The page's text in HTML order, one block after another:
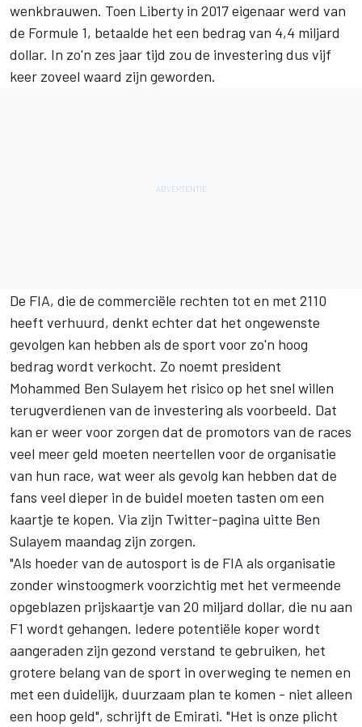
wenkbrauwen. Toen Liberty in 2017 eigenaar werd van
de Formule 1, betaalde het een bedrag van 4,4 miljard
dollar. In zo'n zes jaar tijd zou de investering dus vijf
keer zoveel waard zijn geworden.
De FIA, die de commerciële rechten tot en met 2110
heeft verhuurd, denkt echter dat het ongewenste
gevolgen kan hebben als de sport voor zo'n hoog
bedrag wordt verkocht. Zo noemt president
Mohammed Ben Sulayem het risico op het snel willen
terugverdienen van de investering als voorbeeld. Dat
kan er weer voor zorgen dat de promotors van de races
veel meer geld moeten neertellen voor de organisatie
van hun race, wat weer als gevolg kan hebben dat de
fans veel dieper in de buidel moeten tasten om een
kaartje te kopen. Via zijn Twitter-pagina uitte Ben
Sulayem maandag zijn zorgen.
"Als hoeder van de autosport is de FIA als organisatie
zonder winstoogmerk voorzichtig met het vermeende
opgeblazen prijskaartje van 20 miljard dollar, die nu aan
F1 wordt gehangen. Iedere potentiële koper wordt
aangeraden zijn gezond verstand te gebruiken, het
grotere belang van de sport in overweging te nemen en
met een duidelijk, duurzaam plan te komen - niet alleen
een hoop geld", schrijft de Emirati. "Het is onze plicht